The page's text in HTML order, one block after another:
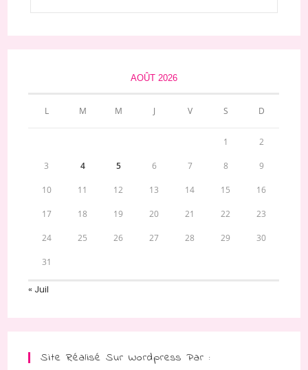
AOÛT 2026
L M M J V S D
1 2
3 4 5 6 7 8 9
10 11 12 13 14 15 16
17 18 19 20 21 22 23
24 25 26 27 28 29 30
31
« Juil
Site Réalisé Sur Wordpress Par :